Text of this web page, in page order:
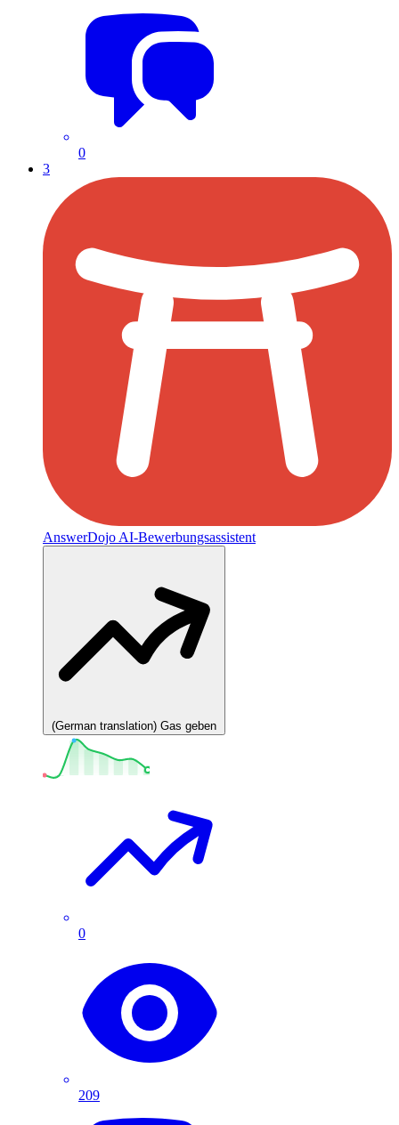
0
3
AnswerDojo AI-Bewerbungsassistent
(German translation) Gas geben
0
209